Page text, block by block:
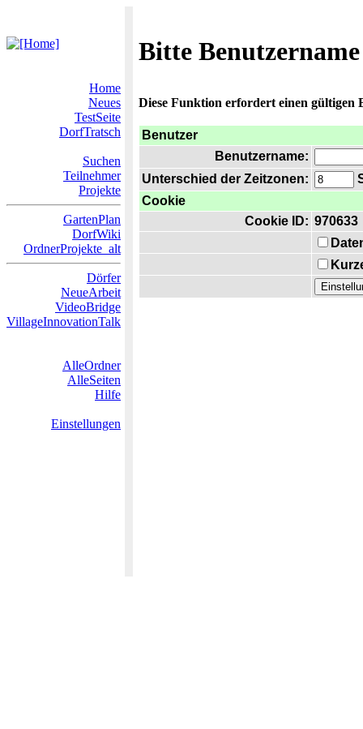
Bitte
Home
Neues
TestSeite
DorfTratsch
Suchen
Teilnehmer
Projekte
GartenPlan
DorfWiki
OrdnerProjekte_alt
Dörfer
NeueArbeit
VideoBridge
VillageInnovationTalk
AlleOrdner
AlleSeiten
Hilfe
Einstellungen
Diese Funktion erfordert einen gültigen
Benutzer
Benutzername:
Unterschied der Zeitzonen:
Cookie
Cookie ID: 970633